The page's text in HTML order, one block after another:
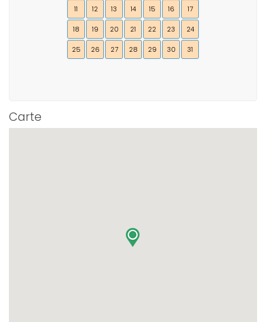
11 12 13 14 15 16 17
18 19 20 21 22 23 24
25 26 27 28 29 30 31
Carte